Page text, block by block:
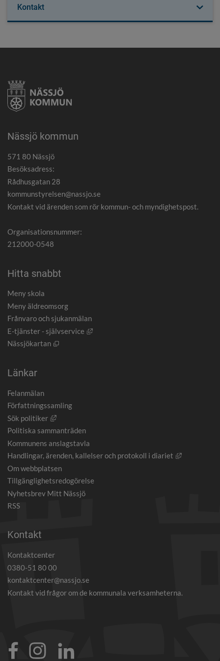
Kontakt
Nässjö kommun
571 80 Nässjö
Besöksadress:
Rådhusgatan 28
kommunstyrelsen@nassjo.se
Kontakt vid ärenden som rör kommun- och myndighetspost.
Organisationsnummer:
212000-0548
Hitta snabbt
Meny skola
Meny äldreomsorg
Frånvaro och sjukanmälan
E-tjänster - självservice
Länk till annan webbplats, öppnas i
Nässjökartan
Öppnas i nytt fönster.
Länkar
Felanmälan
Författningssamling
Sök politiker
Länk till annan webbplats, öppnas i nytt fönster.
Politiska sammanträden
Kommunens anslagstavla
Handlingar, ärenden, kallelser och protokoll i diariet
Länk till
Om webbplatsen
Tillgänglighetsredogörelse
Nyhetsbrev Mitt Nässjö
RSS
Kontakt
Kontaktcenter
0380-51 80 00
kontaktcenter@nassjo.se
Kontakt vid frågor om de kommunala verksamheterna.